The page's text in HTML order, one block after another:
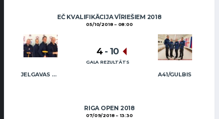
EČ KVALIFIKĀCIJA VĪRIEŠIEM 2018
05/10/2018 08:00
JELGAVAS KĒRLINGA KLUBS / RĒDLIHS A41/GULBIS
4 - 10
GALA REZULTĀTS
RIGA OPEN 2018
07/09/2018 13:30